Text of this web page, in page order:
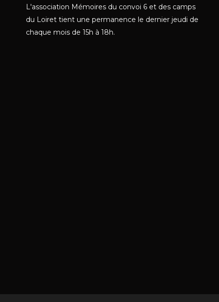
L'association Mémoires du convoi 6 et des camps
du Loiret tient une permanence le dernier jeudi de
chaque mois de 15h à 18h.